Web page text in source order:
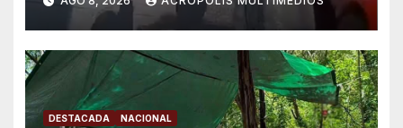
DESTACADA NACIONAL